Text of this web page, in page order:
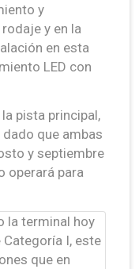
y
y en la
en esta
LED con
pista principal,
que ambas
y septiembre
operará para
la terminal hoy
I, este
que en